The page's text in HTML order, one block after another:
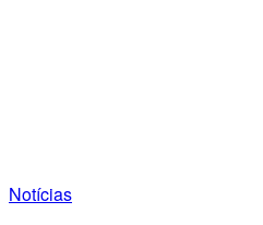
Notícias